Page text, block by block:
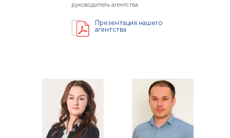
руководитель агентства
Презентация нашего
агентства